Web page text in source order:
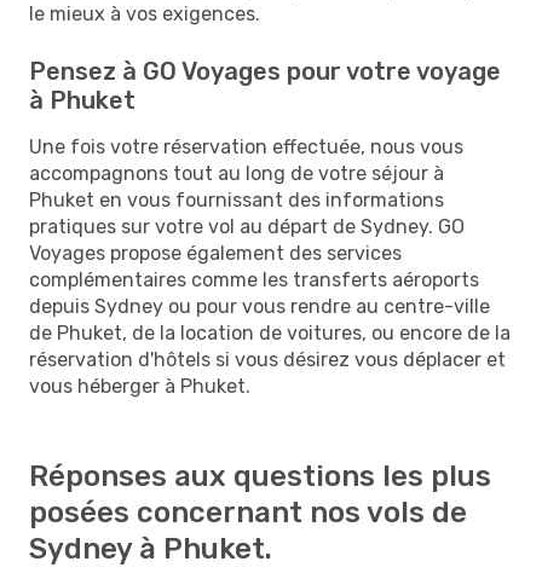
le mieux à vos exigences.
Pensez à GO Voyages pour votre voyage
à Phuket
Une fois votre réservation effectuée, nous vous
accompagnons tout au long de votre séjour à
Phuket en vous fournissant des informations
pratiques sur votre vol au départ de Sydney. GO
Voyages propose également des services
complémentaires comme les transferts aéroports
depuis Sydney ou pour vous rendre au centre-ville
de Phuket, de la location de voitures, ou encore de la
réservation d'hôtels si vous désirez vous déplacer et
vous héberger à Phuket.
Réponses aux questions les plus
posées concernant nos vols de
Sydney à Phuket.